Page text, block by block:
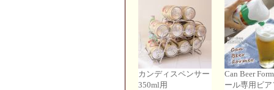
カンディスペンサー
350ml用
Can Beer
ール専用ビ